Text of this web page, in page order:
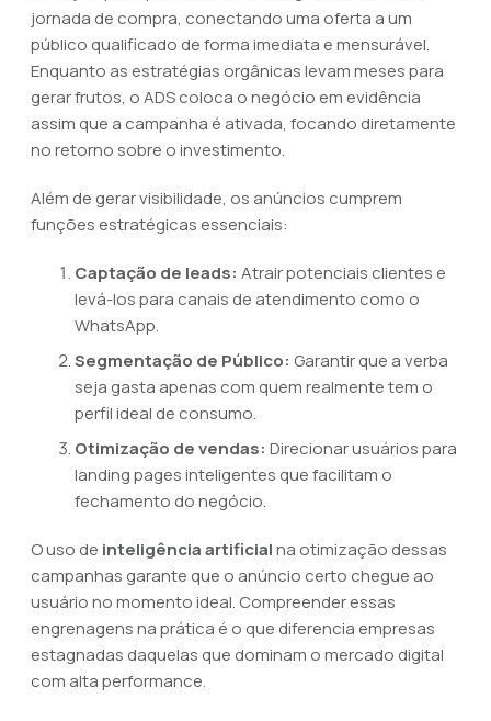
jornada de compra, conectando uma oferta a um
público qualificado de forma imediata e mensurável.
Enquanto as estratégias orgânicas levam meses para
gerar frutos, o ADS coloca o negócio em evidência
assim que a campanha é ativada, focando diretamente
no retorno sobre o investimento.
Além de gerar visibilidade, os anúncios cumprem
funções estratégicas essenciais:
Captação de leads: Atrair potenciais clientes e
levá-los para canais de atendimento como o
WhatsApp.
Segmentação de Público: Garantir que a verba
seja gasta apenas com quem realmente tem o
perfil ideal de consumo.
Otimização de vendas: Direcionar usuários para
landing pages inteligentes que facilitam o
fechamento do negócio.
O uso de inteligência artificialna otimização dessas
campanhas garante que o anúncio certo chegue ao
usuário no momento ideal. Compreender essas
engrenagens na prática é o que diferencia empresas
estagnadas daquelas que dominam o mercado digital
com alta performance.